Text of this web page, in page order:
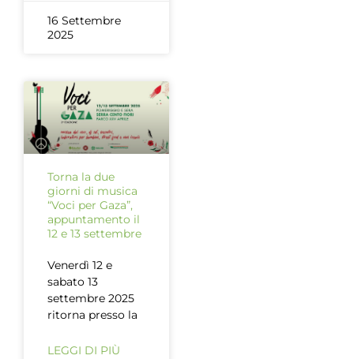
16 Settembre
2025
Torna la due
giorni di musica
“Voci per Gaza”,
appuntamento il
12 e 13 settembre
Venerdì 12 e
sabato 13
settembre 2025
ritorna presso la
LEGGI DI PIÙ